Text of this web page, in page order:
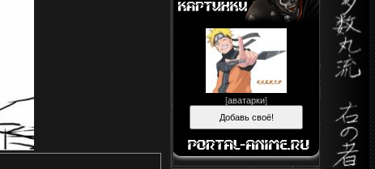
[аватарки]